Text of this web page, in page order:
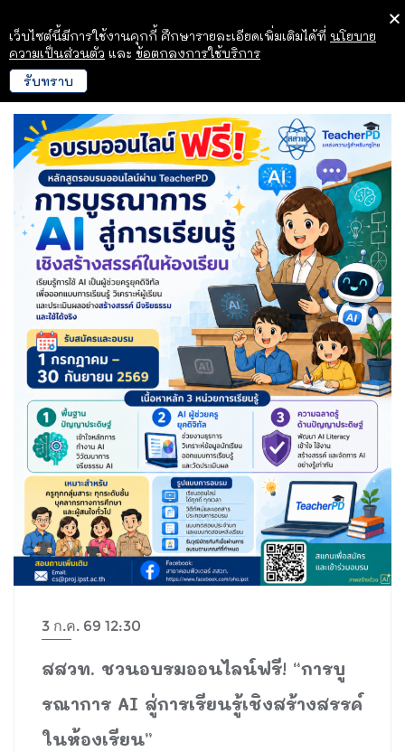
3 ก.ค. 69 12:30
สสวท. ชวนอบรมออนไลน์ฟรี! “การบู
รณาการ AI สู่การเรียนรู้เชิงสร้างสรรค์
ในห้องเรียน”
เว็บไซต์นี้มีการใช้งานคุกกี้ ศึกษารายละเอียดเพิ่มเติมได้ที่ นโยบาย
ความเป็นส่วนตัว และ ข้อตกลงการใช้บริการ
รับทราบ